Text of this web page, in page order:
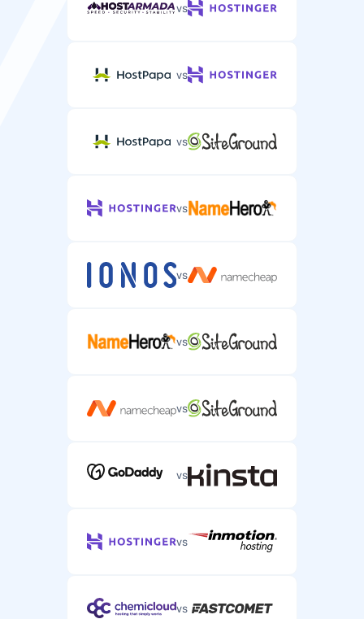
vs
vs
vs
vs
vs
vs
vs
vs
vs
vs